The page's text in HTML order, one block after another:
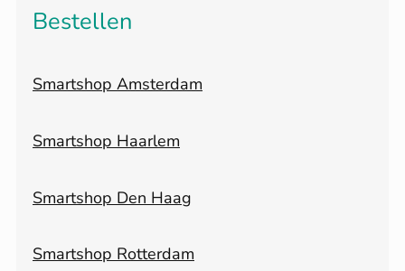
Bestellen
Smartshop Amsterdam
Smartshop Haarlem
Smartshop Den Haag
Smartshop Rotterdam